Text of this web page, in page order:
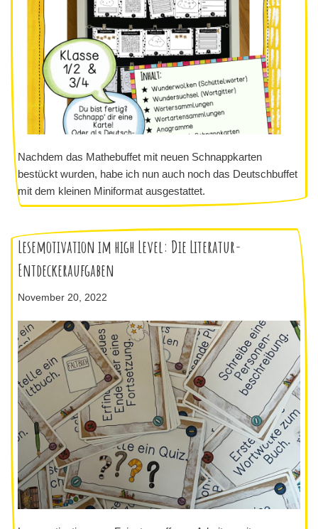
Nachdem das Mathebuffet mit neuen Schnappkarten
bestückt wurden, habe ich nun auch noch das Deutschbuffet
mit dem kleinen Miniformat ausgestattet.
Lesemotivation im high Level: Die Literatur-
Entdeckeraufgaben
November 20, 2022